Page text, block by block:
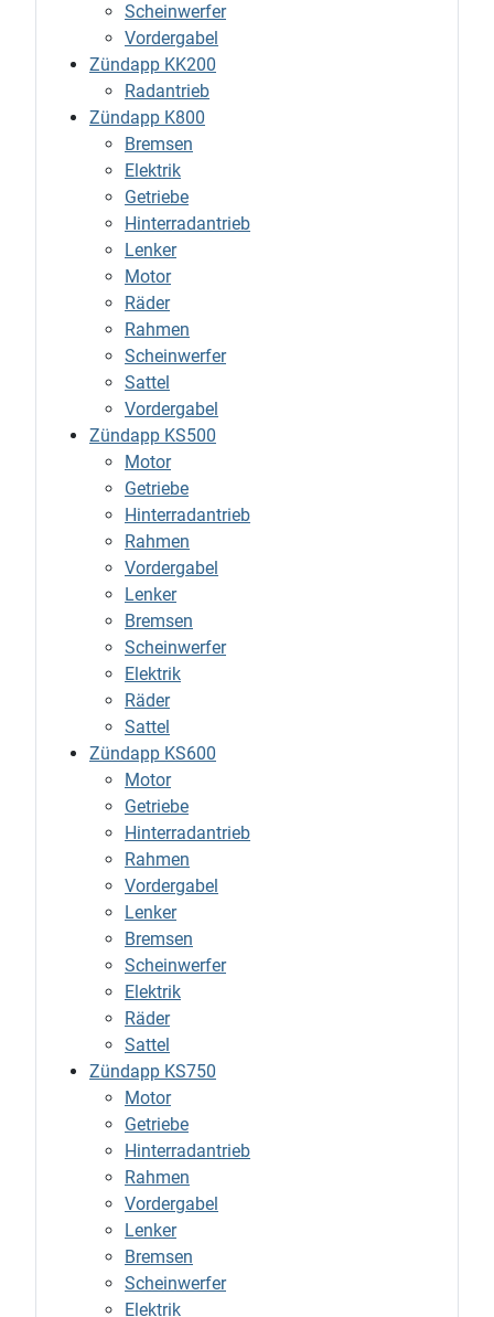
Scheinwerfer
Vordergabel
Zündapp KK200
Radantrieb
Zündapp K800
Bremsen
Elektrik
Getriebe
Hinterradantrieb
Lenker
Motor
Räder
Rahmen
Scheinwerfer
Sattel
Vordergabel
Zündapp KS500
Motor
Getriebe
Hinterradantrieb
Rahmen
Vordergabel
Lenker
Bremsen
Scheinwerfer
Elektrik
Räder
Sattel
Zündapp KS600
Motor
Getriebe
Hinterradantrieb
Rahmen
Vordergabel
Lenker
Bremsen
Scheinwerfer
Elektrik
Räder
Sattel
Zündapp KS750
Motor
Getriebe
Hinterradantrieb
Rahmen
Vordergabel
Lenker
Bremsen
Scheinwerfer
Elektrik